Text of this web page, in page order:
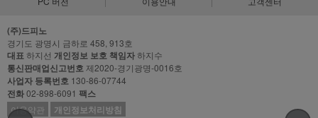
(주)드피노
경기도 광명시 금하로 458, 913호
대표하지선 개인정보 보호 책임자하지수
통신판매업신고번호제2020-경기광명-0016호
사업자 등록번호 130-86-07744
전화02-898-6091 팩스
이용약관 개인정보처리방침